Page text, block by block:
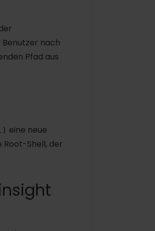
nach
Pfad aus
eine neue
Root-Shell, der